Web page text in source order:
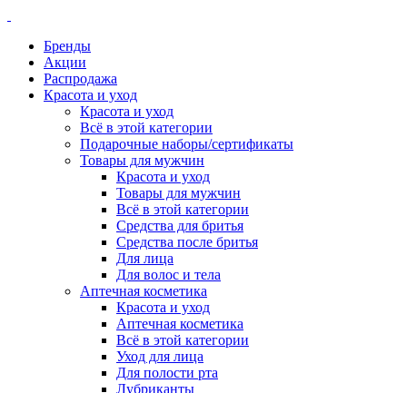
Бренды
Акции
Распродажа
Красота и уход
Красота и уход
Всё в этой категории
Подарочные наборы/сертификаты
Товары для мужчин
Красота и уход
Товары для мужчин
Всё в этой категории
Средства для бритья
Средства после бритья
Для лица
Для волос и тела
Аптечная косметика
Красота и уход
Аптечная косметика
Всё в этой категории
Уход для лица
Для полости рта
Лубриканты